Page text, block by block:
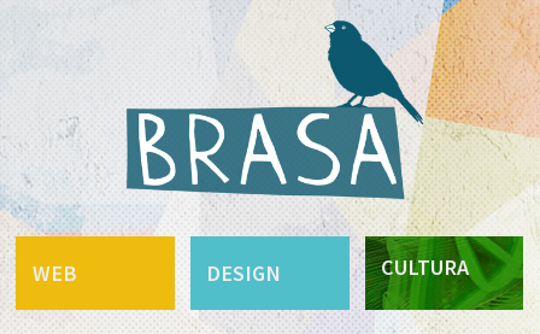
WEB DESIGN CULTURA